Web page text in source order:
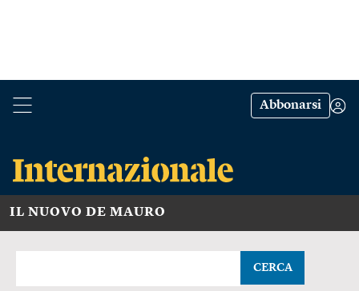
Abbonarsi
IL NUOVO DE MAURO
CERCA